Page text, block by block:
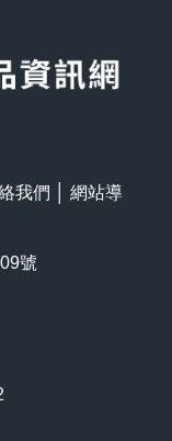
我們
網站導
號